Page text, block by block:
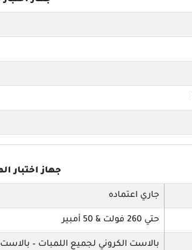
جهاز اختبار
جاري اعتماده
حتي 260 فولت & 50 أمبير
بالاست الكروني لجميع اللمبات –